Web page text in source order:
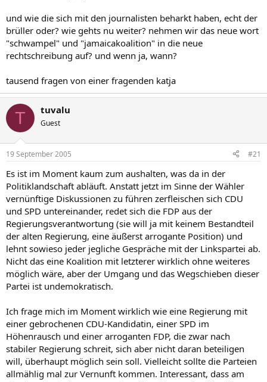
und wie die sich mit den journalisten beharkt haben, echt der
brüller oder? wie gehts nu weiter? nehmen wir das neue wort
"schwampel" und "jamaicakoalition" in die neue
rechtschreibung auf? und wenn ja, wann?
tausend fragen von einer fragenden katja
T tuvalu
Guest
19 September 2005 #21
Es ist im Moment kaum zum aushalten, was da in der
Politiklandschaft abläuft. Anstatt jetzt im Sinne der Wähler
vernünftige Diskussionen zu führen zerfleischen sich CDU
und SPD untereinander, redet sich die FDP aus der
Regierungsverantwortung (sie will ja mit keinem Bestandteil
der alten Regierung, eine äußerst arrogante Position) und
lehnt sowieso jeder jegliche Gespräche mit der Linkspartei ab.
Nicht das eine Koalition mit letzterer wirklich ohne weiteres
möglich wäre, aber der Umgang und das Wegschieben dieser
Partei ist undemokratisch.
Ich frage mich im Moment wirklich wie eine Regierung mit
einer gebrochenen CDU-Kandidatin, einer SPD im
Höhenrausch und einer arroganten FDP, die zwar nach
stabiler Regierung schreit, sich aber nicht daran beteiligen
will, überhaupt möglich sein soll. Vielleicht sollte die Parteien
allmählig mal zur Vernunft kommen. Interessant, dass am